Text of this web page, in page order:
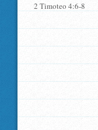
2 Timoteo 4:6-8